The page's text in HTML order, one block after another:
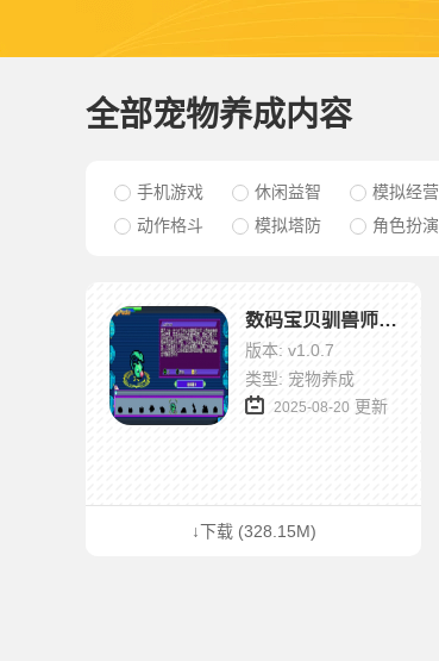
全部宠物养成内容
手机游戏 休闲益智 模拟经营
动作格斗
模拟塔防 角色扮演
数码宝贝驯兽师重生2
版本: v1.0.7
类型: 宠物养成
2025-08-20 更新
↓下载 (328.15M)